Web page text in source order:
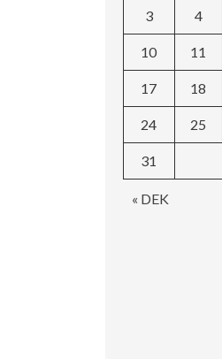
« DEK
3 4
10 11
17 18
24 25
31